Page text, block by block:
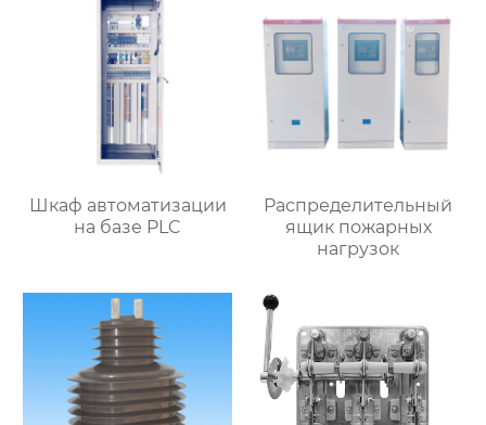
Шкаф автоматизации
на базе PLC
Распределительный
ящик пожарных
нагрузок